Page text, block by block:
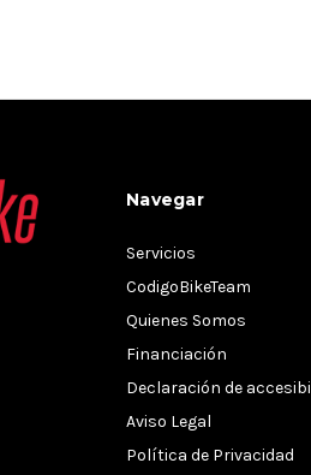
Navegar
Servicios
CodigoBikeTeam
Quienes Somos
Financiación
Declaración de
Aviso Legal
Política de Privacidad